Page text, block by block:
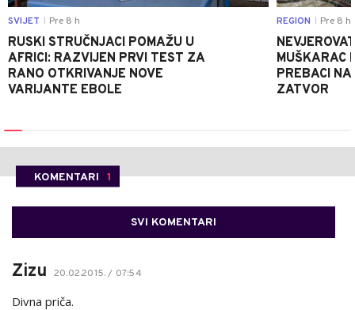
SVIJET Pre 8 h
RUSKI STRUČNJACI POMAŽU U
AFRICI: RAZVIJEN PRVI TEST ZA
RANO OTKRIVANJE NOVE
VARIJANTE EBOLE
REGION Pre 8 h
MUŠKARAC
PREBACI
ZATVOR
KOMENTARI 1
SVI KOMENTARI
Zizu 20.02.2015. / 07:54
Divna priča.